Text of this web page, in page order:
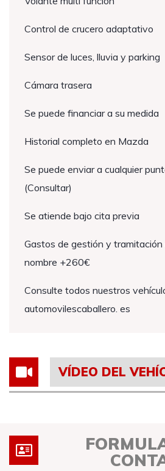
Control de crucero adaptativo
Sensor de luces, lluvia y parking
Cámara trasera
Se puede financiar a su medida
Historial completo en Mazda
Se puede enviar a cualquier
(Consultar)
Se atiende bajo cita previa
Gastos de gestión y tramitación
nombre +260€
Consulte todos nuestros
automovilescaballero. es
VÍDEO DEL